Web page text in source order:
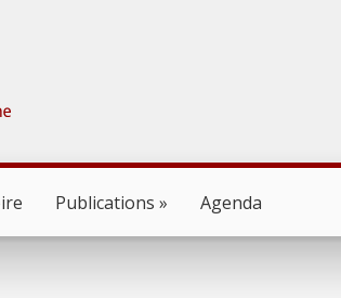
Publications Agenda